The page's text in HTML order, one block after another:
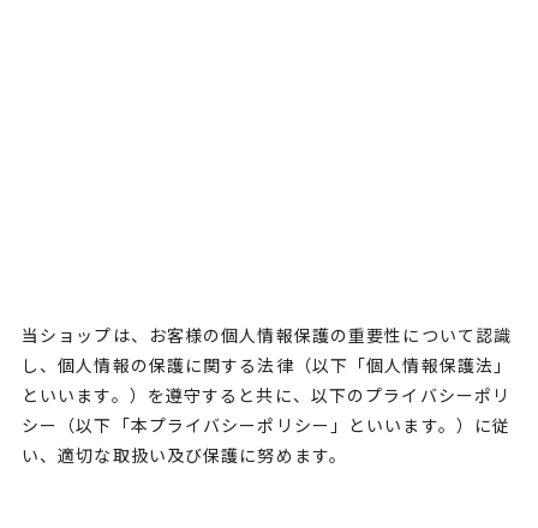
当ショップは、お客様の個人情報保護の重要性について認識
し、個人情報の保護に関する法律（以下「個人情報保護法」
といいます。）を遵守すると共に、以下のプライバシーポリ
シー（以下「本プライバシーポリシー」といいます。）に従
い、適切な取扱い及び保護に努めます。